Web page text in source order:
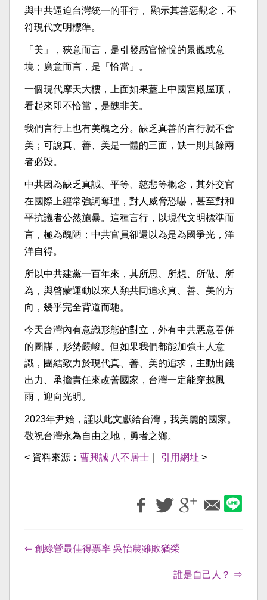
與中共逼迫台灣統一的罪行， 顯示其善惡觀念，不
符現代文明標準。
「美」，狹意而言，是引發感官愉悅的景觀或意
境；廣意而言，是「恰當」。
一個現代摩天大樓，上面如果蓋上中國宮殿屋頂，
看起來即不恰當，是醜非美。
我們言行上也有美醜之分。缺乏真善的言行就不會
美；可說真、善、美是一體的三面，缺一則其餘兩
者必毀。
中共因為缺乏真誠、平等、慈悲等概念，其外交官
在國際上經常強詞奪理，對人威脅恐嚇，甚至對和
平抗議者公然施暴。這種言行，以現代文明標準而
言，極為醜陋；中共官員卻還以為是為國爭光，洋
洋自得。
所以中共建黨一百年來，其所思、所想、所做、所
為，與啓蒙運動以來人類共同追求真、善、美的方
向，幾乎完全背道而馳。
今天台灣內有意識形態的對立，外有中共悪意吞併
的圖謀，形勢嚴峻。但如果我們都能加強主人意
識，團結致力於現代真、善、美的追求，主動出錢
出力、承擔責任來改善國家，台灣一定能穿越風
雨，迎向光明。
2023年尹始，謹以此文獻給台灣，我美麗的國家。
敬祝台灣永為自由之地，勇者之鄉。
< 資料來源： 曹興誠 八不居士 引用網址 >
⇐ 創綠營最佳得票率 吳怡農雖敗猶榮
誰是自己人？ ⇒